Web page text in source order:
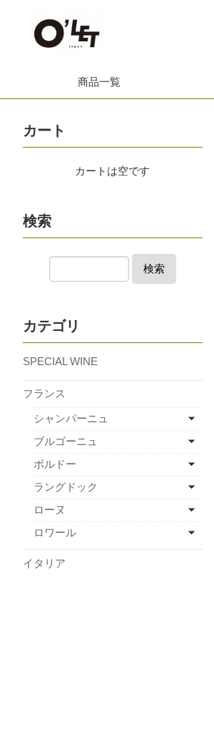
商品一覧
カート
カートは空です
検索
検索
カテゴリ
SPECIAL WINE
フランス
シャンパーニュ
ブルゴーニュ
ボルドー
ラングドック
ローヌ
ロワール
イタリア